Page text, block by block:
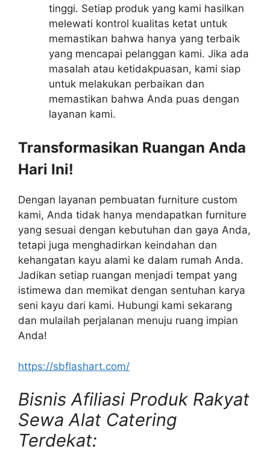
tinggi. Setiap produk yang kami hasilkan
melewati kontrol kualitas ketat untuk
memastikan bahwa hanya yang terbaik
yang mencapai pelanggan kami. Jika ada
masalah atau ketidakpuasan, kami siap
untuk melakukan perbaikan dan
memastikan bahwa Anda puas dengan
layanan kami.
Transformasikan Ruangan Anda
Hari Ini!
Dengan layanan pembuatan furniture custom
kami, Anda tidak hanya mendapatkan furniture
yang sesuai dengan kebutuhan dan gaya Anda,
tetapi juga menghadirkan keindahan dan
kehangatan kayu alami ke dalam rumah Anda.
Jadikan setiap ruangan menjadi tempat yang
istimewa dan memikat dengan sentuhan karya
seni kayu dari kami. Hubungi kami sekarang
dan mulailah perjalanan menuju ruang impian
Anda!
https://sbflashart.com/
Bisnis Afiliasi Produk Rakyat
Sewa Alat Catering
Terdekat: